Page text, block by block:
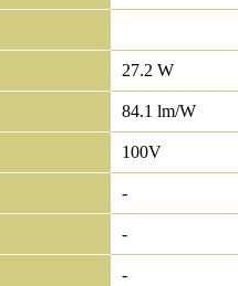
27.2 W
84.1 lm/W
100V
-
-
-